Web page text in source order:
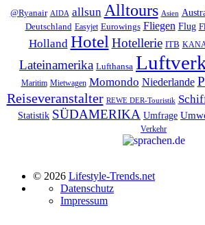
@Ryanair AIDA allsun Alltours Asien
Deutschland Easyjet Eurowings Fliegen Flug
Holland Hotel Hotellerie ITB
Lateinamerika Lufthansa
Maritim Mietwagen Momondo Niederlande
Reiseveranstalter REWE DER-Touristik
Statistik SÜDAMERIKA Umfrage
Verkehr
© 2026 Lifestyle-Trends.net
Datenschutz
Impressum